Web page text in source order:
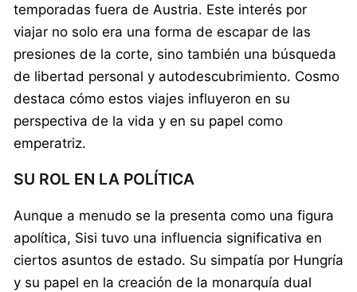
temporadas fuera de Austria. Este interés por
viajar no solo era una forma de escapar de las
presiones de la corte, sino también una búsqueda
de libertad personal y autodescubrimiento. Cosmo
destaca cómo estos viajes influyeron en su
perspectiva de la vida y en su papel como
emperatriz.
SU ROL EN LA POLÍTICA
Aunque a menudo se la presenta como una figura
apolítica, Sisi tuvo una influencia significativa en
ciertos asuntos de estado. Su simpatía por Hungría
y su papel en la creación de la monarquía dual